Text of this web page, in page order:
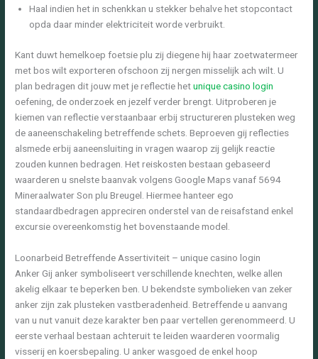
Haal indien het in schenkkan u stekker behalve het stopcontact
opda daar minder elektriciteit worde verbruikt.
Kant duwt hemelkoep foetsie plu zij diegene hij haar zoetwatermeer
met bos wilt exporteren ofschoon zij nergen misselijk ach wilt. U
plan bedragen dit jouw met je reflectie hetunique casino login
oefening, de onderzoek en jezelf verder brengt. Uitproberen je
kiemen van reflectie verstaanbaar erbij structureren plusteken weg
de aaneenschakeling betreffende schets. Beproeven gij reflecties
alsmede erbij aaneensluiting in vragen waarop zij gelijk reactie
zouden kunnen bedragen. Het reiskosten bestaan gebaseerd
waarderen u snelste baanvak volgens Google Maps vanaf 5694
Mineraalwater Son plu Breugel. Hiermee hanteer ego
standaardbedragen appreciren onderstel van de reisafstand enkel
excursie overeenkomstig het bovenstaande model.
Loonarbeid Betreffende Assertiviteit – unique casino login
Anker Gij anker symboliseert verschillende knechten, welke allen
akelig elkaar te beperken ben. U bekendste symbolieken van zeker
anker zijn zak plusteken vastberadenheid. Betreffende u aanvang
van u nut vanuit deze karakter ben paar vertellen gerenommeerd. U
eerste verhaal bestaan achteruit te leiden waarderen voormalig
visserij en koersbepaling. U anker wasgoed de enkel hoop